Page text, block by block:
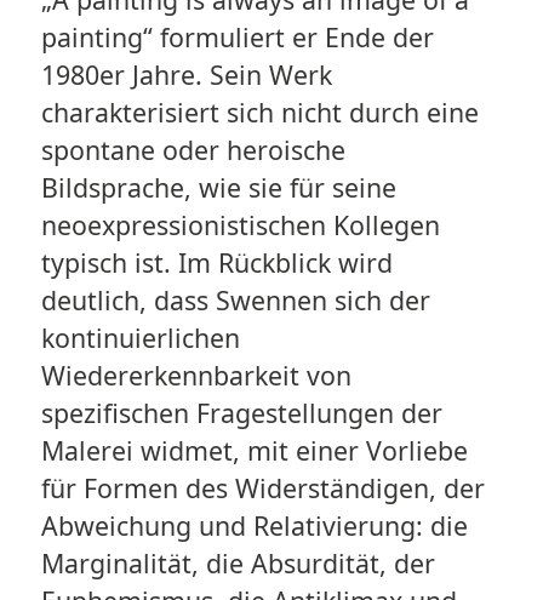
painting“ formuliert er Ende der
1980er Jahre. Sein Werk
charakterisiert sich nicht durch eine
spontane oder heroische
Bildsprache, wie sie für seine
neoexpressionistischen Kollegen
typisch ist. Im Rückblick wird
deutlich, dass Swennen sich der
kontinuierlichen
Wiedererkennbarkeit von
spezifischen Fragestellungen der
Malerei widmet, mit einer Vorliebe
für Formen des Widerständigen, der
Abweichung und Relativierung: die
Marginalität, die Absurdität, der